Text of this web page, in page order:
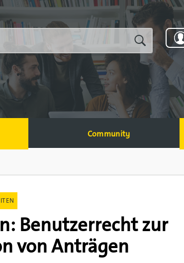
Community
Benutzerrecht zur
von Anträgen